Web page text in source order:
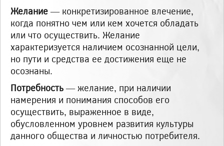
Желание— конкретизированное влечение,
когда понятно чем или кем хочется обладать
или что осуществить. Желание
характеризуется наличием осознанной цели,
но пути и сред­ства ее достижения еще не
осознаны.
Потребность— желание, при наличии
намерения и понимания способов его
осуществить, выраженное в виде,
обусловленном уровнем развития культуры
данного общества и личностью потребителя.